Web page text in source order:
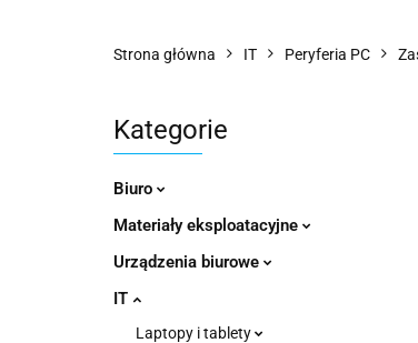
Strona główna IT Peryferia PC
Kategorie
Biuro
Materiały eksploatacyjne
Urządzenia biurowe
IT
Laptopy i tablety